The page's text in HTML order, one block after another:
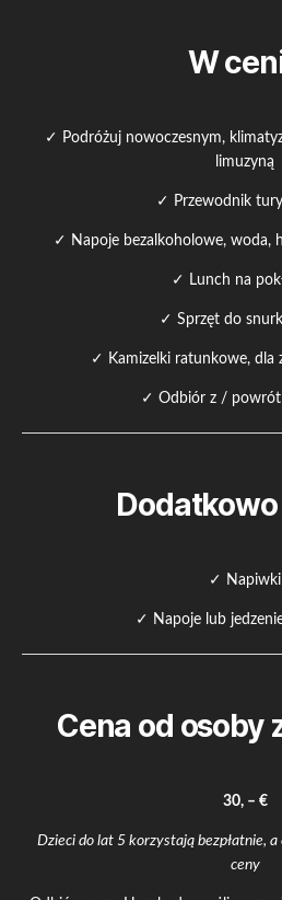
W
✓ Podróżuj nowoczesnym,
limuzyną
✓ Przewodnik
✓ Napoje bezalkoholowe, woda,
✓ Lunch na
✓ Sprzęt do
✓ Kamizelki ratunkowe, dla
✓ Odbiór z /
Dodatkowo
✓ Napiwki
✓ Napoje lub
Cena od osoby
30, – €
Dzieci do lat 5 korzystają bezpłatnie, a
ceny